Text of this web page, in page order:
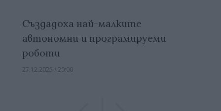
Създадоха най-малките
автономни и програмируеми
роботи
27.12.2025 / 20:00